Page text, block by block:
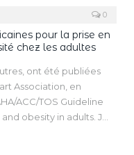
0
pour la prise en
chez les adultes
ont été publiées
Association, en
ACC/TOS Guideline
obesity in adults. J